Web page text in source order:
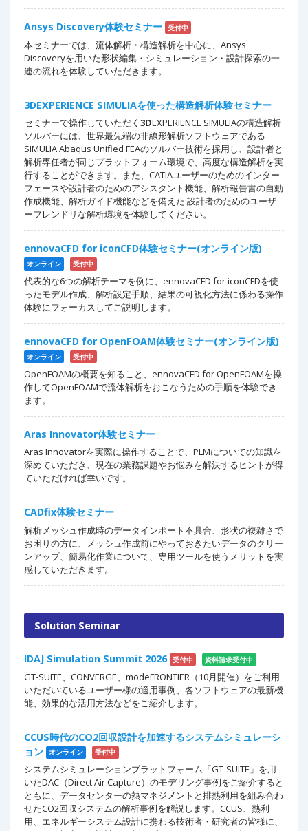
Ansys Discovery体験セミナー 受付中
本セミナーでは、流体解析・構造解析を中心に、Ansys
Discoveryを用いた形状編集・シミュレーション・設計探索の一
連の流れを体験していただきます。
3DEXPERIENCE SIMULIAを使った構造解析体験セミナー
セミナーで操作していただく 3DEXPERIENCE SIMULIAの構造解析
ソルバーには、世界最先端の非線形解析ソフトウェアである
SIMULIA Abaqus Unified FEAのソルバー技術を採用し、設計者と
解析専任者が同じプラットフォーム環境で、高度な構造解析を実
行することができます。また、CATIAユーザーのためのインター
フェースや設計者のためのアシスタント機能、解析報告書の自動
作成機能、解析ガイド機能などを備えた 設計者のためのユーザ
ーフレンドリな解析環境を体験してください。
ennovaCFD for iconCFD体験セミナー(オンライン版)
オンライン 受付中
代表的な6つの解析テーマを例に、ennovaCFD for iconCFDを使
ったモデル作成、解析設定手順、結果の可視化方法に係わる操作
体験にフォーカスしてご説明します。
ennovaCFD for OpenFOAM体験セミナー(オンライン版)
オンライン 受付中
OpenFOAMの概要を知ること、ennovaCFD for OpenFOAMを操
作してOpenFOAMで流体解析をおこなうための手順を体験でき
ます。
Aras Innovator体験セミナー
Aras Innovatorを実際に操作することで、PLMについての知識を
深めていただき、現在の業務課題やお悩みを解決するヒントが得
ていただければ幸いです。
CADfix体験セミナー
解析メッシュ作成時のデータインポート不具合、形状の複雑さで
お困りの方に、メッシュ作成前にやっておきたいデータのクリー
ンアップ、簡易化作業について、専用ツールを使うメリットを実
感していただきます。
Solution Seminar
IDAJ Simulation Summit 2026 受付中 資料請求受付中
GT-SUITE、CONVERGE、modeFRONTIER（10月開催）をご利用
いただいているユーザー様の適用事例、各ソフトウェアの最新機
能、効果的な活用方法などをご紹介します。
CCUS時代のCO2回収設計を加速するシステムシミュレーシ
ョン オンライン 受付中
システムシミュレーションプラットフォーム「GT-SUITE」を用
いたDAC（Direct Air Capture）のモデリング事例をご紹介すると
ともに、データセンターの熱マネジメントと排熱利用を組み合わ
せたCO2回収システムの解析事例を解説します。CCUS、熱利
用、エネルギーシステム設計に携わる技術者・研究者の皆様に、